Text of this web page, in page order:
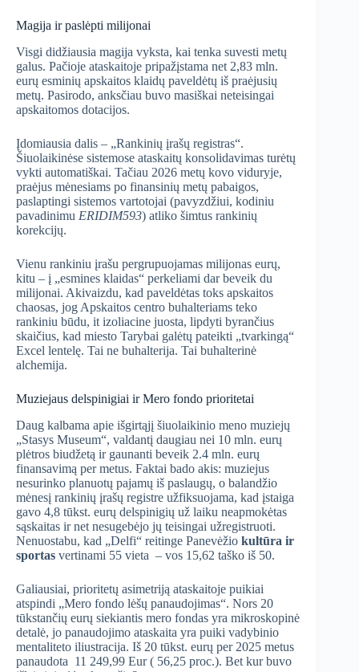
Magija ir paslėpti milijonai
Visgi didžiausia magija vyksta, kai tenka suvesti metų
galus. Pačioje ataskaitoje pripažįstama net 2,83 mln.
eurų esminių apskaitos klaidų paveldėtų iš praėjusių
metų. Pasirodo, anksčiau buvo masiškai neteisingai
apskaitomos dotacijos.
Įdomiausia dalis – „Rankinių įrašų registras“.
Šiuolaikinėse sistemose ataskaitų konsolidavimas turėtų
vykti automatiškai. Tačiau 2026 metų kovo viduryje,
praėjus mėnesiams po finansinių metų pabaigos,
paslaptingi sistemos vartotojai (pavyzdžiui, kodiniu
pavadinimu ERIDIM593) atliko šimtus rankinių
korekcijų.
Vienu rankiniu įrašu pergrupuojamas milijonas eurų,
kitu – į „esmines klaidas“ perkeliami dar beveik du
milijonai. Akivaizdu, kad paveldėtas toks apskaitos
chaosas, jog Apskaitos centro buhalteriams teko
rankiniu būdu, it izoliacine juosta, lipdyti byrančius
skaičius, kad miesto Tarybai galėtų pateikti „tvarkingą“
Excel lentelę. Tai ne buhalterija. Tai buhalterinė
alchemija.
Muziejaus delspinigiai ir Mero fondo prioritetai
Daug kalbama apie išgirtąjį šiuolaikinio meno muziejų
„Stasys Museum“, valdantį daugiau nei 10 mln. eurų
plėtros biudžetą ir gaunanti beveik 2.4 mln. eurų
finansavimą per metus. Faktai bado akis: muziejus
nesurinko planuotų pajamų iš paslaugų, o balandžio
mėnesį rankinių įrašų registre užfiksuojama, kad įstaiga
gavo 4,8 tūkst. eurų delspinigių už laiku neapmokėtas
sąskaitas ir net nesugebėjo jų teisingai užregistruoti.
Nenuostabu, kad „Delfi“ reitinge Panevėžio kultūra ir
sportas vertinami 55 vieta – vos 15,62 taško iš 50.
Galiausiai, prioritetų asimetriją ataskaitoje puikiai
atspindi „Mero fondo lėšų panaudojimas“. Nors 20
tūkstančių eurų siekiantis mero fondas yra mikroskopinė
detalė, jo panaudojimo ataskaita yra puiki vadybinio
mentaliteto iliustracija. Iš 20 tūkst. eurų per 2025 metus
panaudota 11 249,99 Eur ( 56,25 proc.). Bet kur buvo